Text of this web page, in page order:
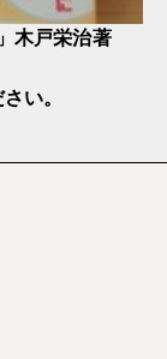
木戸栄治著
い。